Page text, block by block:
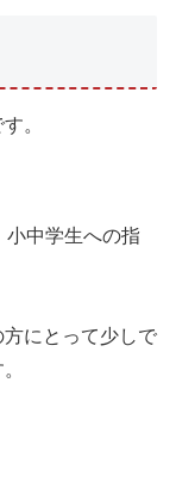
。
小中学生への指
にとって少しで